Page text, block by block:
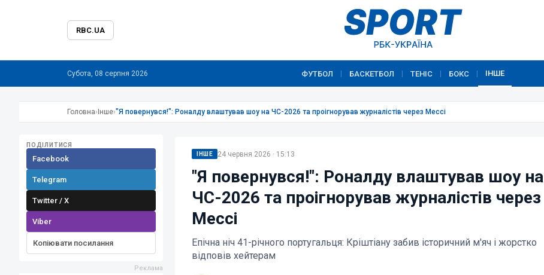
RBC.UA
Субота, 08 серпня 2026 ФУТБОЛ БАСКЕТБОЛ ТЕНІС БОКС ІНШЕ
Головна› Інше›"Я повернувся!": Роналду влаштував шоу на ЧС-2026 та проігнорував журналістів через Мессі
ПОДІЛИТИСЯ
Facebook
Telegram
Twitter / X
Viber
Копіювати посилання
ІНШЕ 24 червня 2026 · 15:13
"Я повернувся!": Роналду влаштував шоу на
ЧС-2026 та проігнорував журналістів через
Мессі
Епічна ніч 41-річного португальця: Кріштіану забив історичний м'яч і жорстко
відповів хейтерам